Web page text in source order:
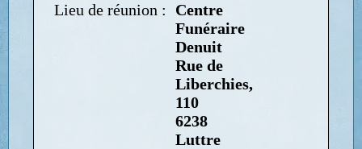
Lieu de réunion :
Centre
Funéraire
Denuit
Rue de
Liberchies,
110
6238
Luttre